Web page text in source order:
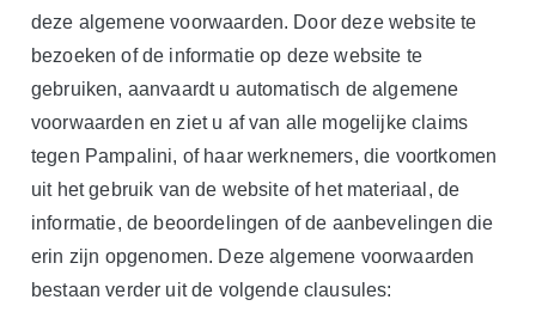
deze algemene voorwaarden. Door deze website te
bezoeken of de informatie op deze website te
gebruiken, aanvaardt u automatisch de algemene
voorwaarden en ziet u af van alle mogelijke claims
tegen Pampalini, of haar werknemers, die voortkomen
uit het gebruik van de website of het materiaal, de
informatie, de beoordelingen of de aanbevelingen die
erin zijn opgenomen. Deze algemene voorwaarden
bestaan verder uit de volgende clausules: